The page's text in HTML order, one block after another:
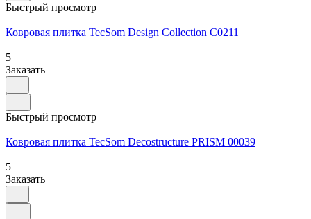
Быстрый просмотр
Ковровая плитка TecSom Design Collection C0211
5
Заказать
Быстрый просмотр
Ковровая плитка TecSom Decostructure PRISM 00039
5
Заказать